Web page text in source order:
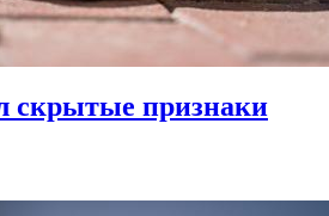
скрытые признаки